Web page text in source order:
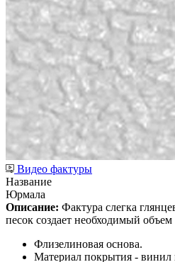
Видео фактуры
Название
Юрмала
Описание: Фактура слегка
песок создает необходимый
Флизелиновая основа.
Материал покрытия - винил